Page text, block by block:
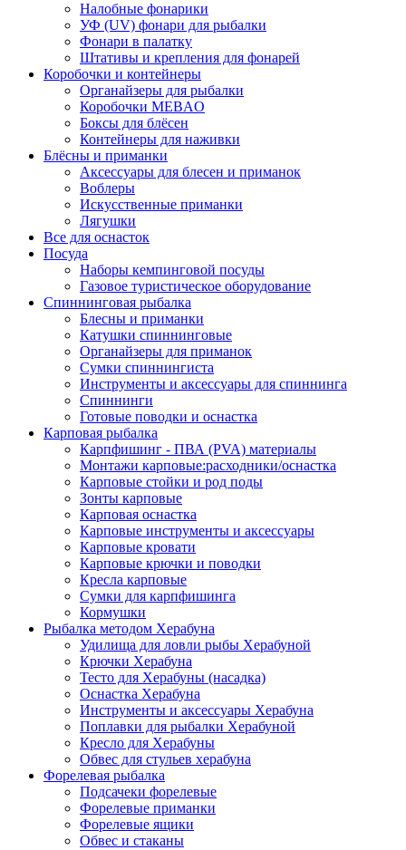
Налобные фонарики
УФ (UV) фонари для рыбалки
Фонари в палатку
Штативы и крепления для фонарей
Коробочки и контейнеры
Органайзеры для рыбалки
Коробочки MEBAO
Боксы для блёсен
Контейнеры для наживки
Блёсны и приманки
Аксессуары для блесен и приманок
Воблеры
Искусственные приманки
Лягушки
Все для оснасток
Посуда
Наборы кемпинговой посуды
Газовое туристическое оборудование
Спиннинговая рыбалка
Блесны и приманки
Катушки спиннинговые
Органайзеры для приманок
Сумки спиннингиста
Инструменты и аксессуары для спиннинга
Спиннинги
Готовые поводки и оснастка
Карповая рыбалка
Карпфишинг - ПВА (PVA) материалы
Монтажи карповые:расходники/оснастка
Карповые стойки и род поды
Зонты карповые
Карповая оснастка
Карповые инструменты и аксессуары
Карповые кровати
Карповые крючки и поводки
Кресла карповые
Сумки для карпфишинга
Кормушки
Рыбалка методом Херабуна
Удилища для ловли рыбы Херабуной
Крючки Херабуна
Тесто для Херабуны (насадка)
Оснастка Херабуна
Инструменты и аксессуары Херабуна
Поплавки для рыбалки Херабуной
Кресло для Херабуны
Обвес для стульев херабуна
Форелевая рыбалка
Подсачеки форелевые
Форелевые приманки
Форелевые ящики
Обвес и стаканы